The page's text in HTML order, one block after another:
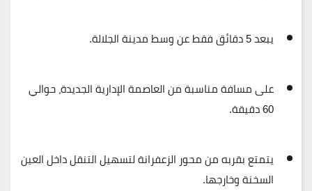
يبعد5 دقائق فقط عن وسط مدينة الجلالة .
على مسافة مناسبة منالعاصمة الإدارية الجديدة، حوالي
60 دقيقة.
يتمتع بقربه منمحور الزعفرانةلتسهيل التنقل داخل العين
السخنة وخارجها.